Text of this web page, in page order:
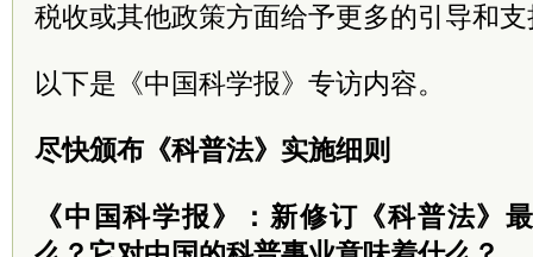
税收或其他政策方面给予更多的引导和
以下是《中国科学报》专访内容。
尽快颁布《科普法》实施细则
《中国科学报》：新修订《科普法》